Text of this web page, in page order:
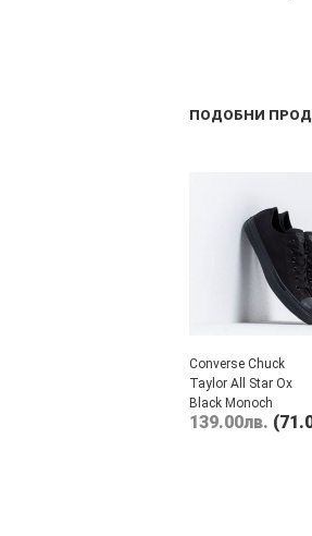
ПОДОБНИ
Converse Chuck
Taylor All Star Ox
Black Monoch
139.00лв.